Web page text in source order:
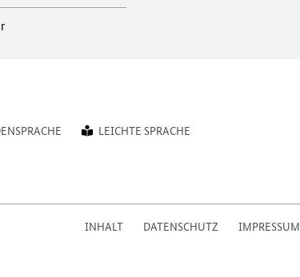
LEICHTE SPRACHE
INHALT DATENSCHUTZ IMPRESSUM